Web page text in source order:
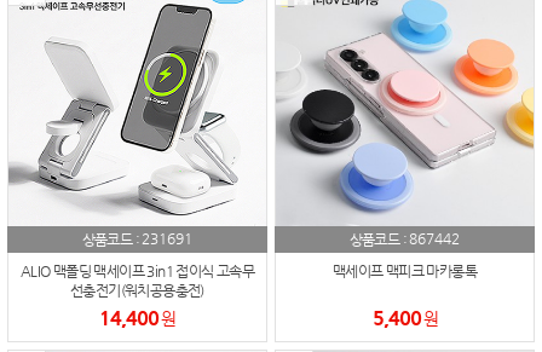
상품코드 :231691
ALIO 맥폴딩 맥세이프 3in1 접이식 고속무
선충전기(워치공용충전)
14,400원
상품코드 :867442
맥세이프 맥피크 마카롱톡
5,400원